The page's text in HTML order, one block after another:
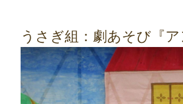
うさぎ組：劇あそび『